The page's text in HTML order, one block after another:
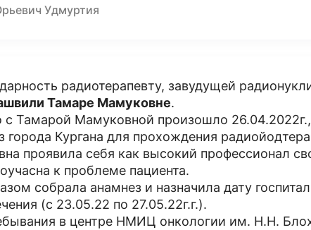
Удмуртия
радиотерапевту, завудущей
Тамаре Мамуковне.
Тамарой Мамуковной произошло 26.04.2022г.,
города Кургана для прохождения
проявила себя как высокий профессионал
к проблеме пациента.
собрала анамнез и назначила дату
(с 23.05.22 по 27.05.22г.г.).
в центре НМИЦ онкологии им. Н.Н.